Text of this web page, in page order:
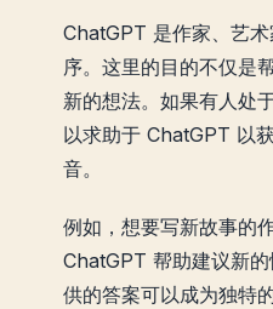
ChatGPT 是作家、艺
序。这里的目的不仅是
新的想法。如果有人处
以求助于 ChatGPT 以
音。
例如，想要写新故事的
ChatGPT 帮助建议新
供的答案可以成为独特